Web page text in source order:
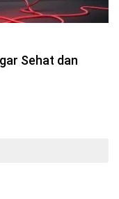
Sehat dan